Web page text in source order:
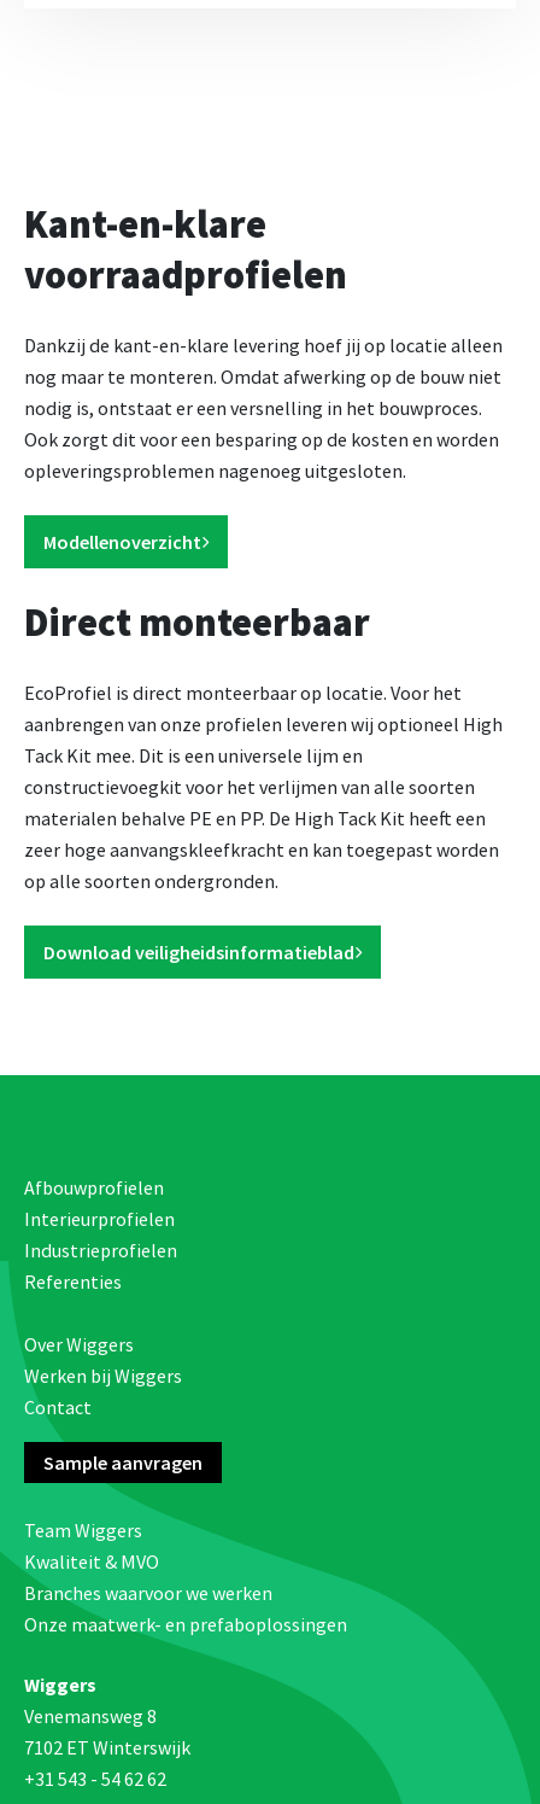
Kant-en-klare
voorraadprofielen
Dankzij de kant-en-klare levering hoef jij op locatie alleen
nog maar te monteren. Omdat afwerking op de bouw niet
nodig is, ontstaat er een versnelling in het bouwproces.
Ook zorgt dit voor een besparing op de kosten en worden
opleveringsproblemen nagenoeg uitgesloten.
Modellenoverzicht
Direct monteerbaar
EcoProfiel is direct monteerbaar op locatie. Voor het
aanbrengen van onze profielen leveren wij optioneel High
Tack Kit mee. Dit is een universele lijm en
constructievoegkit voor het verlijmen van alle soorten
materialen behalve PE en PP. De High Tack Kit heeft een
zeer hoge aanvangskleefkracht en kan toegepast worden
op alle soorten ondergronden.
Download veiligheidsinformatieblad
Afbouwprofielen
Interieurprofielen
Industrieprofielen
Referenties
Over Wiggers
Werken bij Wiggers
Contact
Sample aanvragen
Team Wiggers
Kwaliteit & MVO
Branches waarvoor we werken
Onze maatwerk- en prefaboplossingen
Wiggers
Venemansweg 8
7102 ET Winterswijk
+31 543 - 54 62 62